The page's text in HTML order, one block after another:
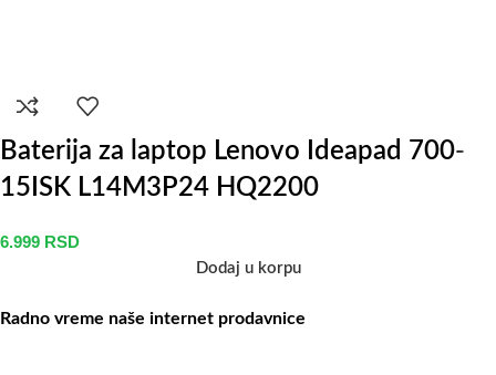
Baterija za laptop Lenovo Ideapad 700-
15ISK L14M3P24 HQ2200
6.999 RSD
Dodaj u korpu
Radno vreme naše internet prodavnice